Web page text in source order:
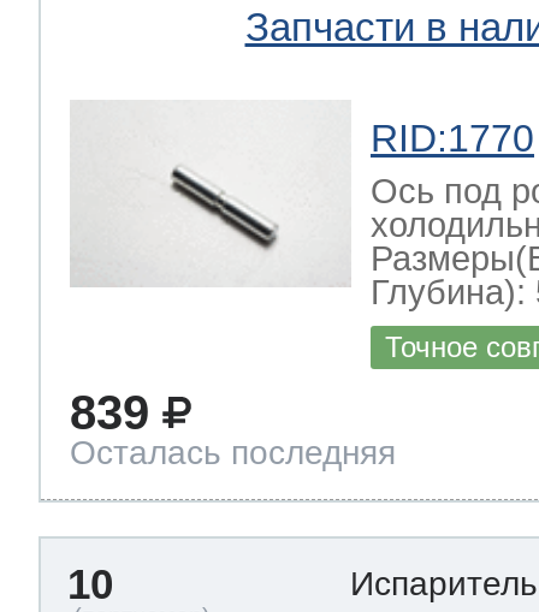
Запчасти в
RID:1770
Ось под
Глубина):
Точное
839
Осталась последняя
10